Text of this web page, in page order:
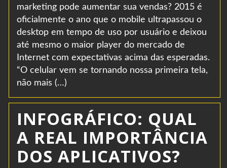
marketing pode aumentar sua vendas? 2015 é
oficialmente o ano que o mobile ultrapassou o
desktop em tempo de uso por usuário e deixou
até mesmo o maior player do mercado de
Internet com expectativas acima das esperadas.
“O celular vem se tornando nossa primeira tela,
não mais (…)
INFOGRÁFICO: QUAL
A REAL IMPORTÂNCIA
DOS APLICATIVOS?